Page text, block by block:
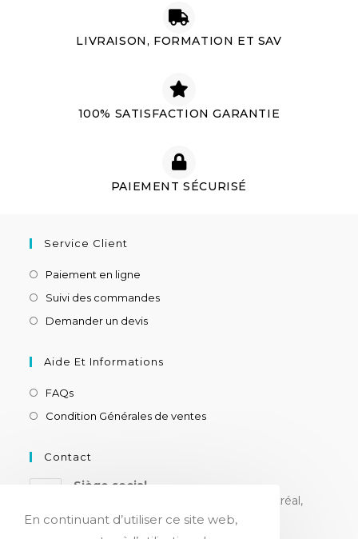
LIVRAISON, FORMATION ET SAV
100% SATISFACTION GARANTIE
PAIEMENT SÉCURISÉ
Service Client
Paiement en ligne
Suivi des commandes
Demander un devis
Aide Et Informations
FAQs
Condition Générales de ventes
Contact
Siège social
8180 ch. Devonshire, suite 205, Montréal,
H4P 2K3, CANADA
En continuant d’utiliser ce site web,